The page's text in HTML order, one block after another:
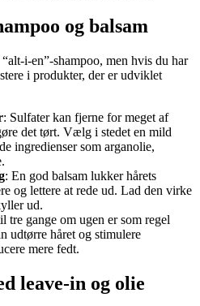
og balsam
i-en”-shampoo, men hvis du har
i produkter, der er udviklet
: Sulfater kan fjerne for meget af
det tørt. Vælg i stedet en mild
ingredienser som arganolie,
: En god balsam lukker hårets
og lettere at rede ud. Lad den virke
ud.
tre gange om ugen er som regel
udtørre håret og stimulere
mere fedt.
leave-in og olie